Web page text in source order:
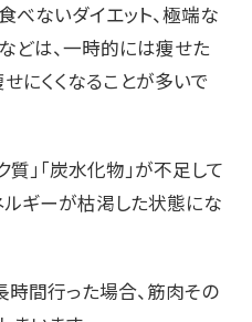
べないダイエット、極端な
どは、一時的には痩せた
にくくなることが多いで
」「炭水化物」が不足して
ルギーが枯渇した状態にな
時間行った場合、筋肉その